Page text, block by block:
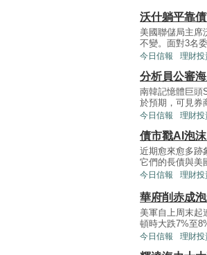
沃什躺平靠
美國聯儲局主席
不變。面對3名
今日信報 理財投
分析員公審
南韓記憶體巨頭
於預期，可見券
今日信報 理財投
債市戳AI泡
近期愈來愈多跡
它們的長債與美
今日信報 理財投
華府削赤成
美軍自上周末起
頓時大跌7%至
今日信報 理財投